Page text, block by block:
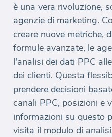
è una vera rivoluzione,
agenzie di marketing.
creare nuove metriche,
formule avanzate, le
l'analisi dei dati PPC
dei clienti. Questa
prendere decisioni
canali PPC, posizioni e
informazioni su questo
visita il modulo di